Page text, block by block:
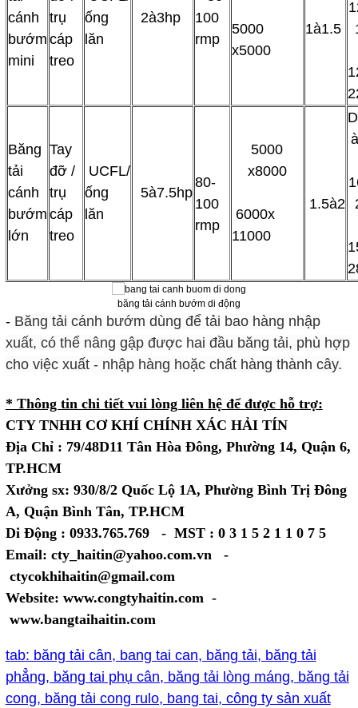
cánh
bướm
mini
trụ
cáp
treo
ống
lăn
2à3hp
100
rmp
5000
x5000
1à1.5
Băng
tải
cánh
bướm
lớn
Tay
đỡ /
trụ
cáp
treo
UCFL/
ống
lăn
5à7.5hp
80-
100
rmp
5000
x8000
6000x
11000
1.5à2
băng tải cánh bướm di động
- Băng tải cánh bướm dùng để tải bao hàng nhập
xuất, có thể nâng gập được hai đầu băng tải, phù hợp
cho việc xuất - nhập hàng hoặc chất hàng thành cây.
* Thông tin chi tiết vui lòng liên hệ để được hỗ trợ:
CTY TNHH CƠ KHÍ CHÍNH XÁC HẢI TÍN
Địa Chỉ : 79/48D11 Tân Hòa Đông, Phường 14, Quận 6,
TP.HCM
Xưởng sx: 930/8/2 Quốc Lộ 1A, Phường Bình Trị Đông
A, Quận Bình Tân, TP.HCM
Di Động : 0933.765.769 - MST : 0 3 1 5 2 1 1 0 7 5
Email: cty_haitin@yahoo.com.vn -
ctycokhihaitin@gmail.com
Website: www.congtyhaitin.com -
www.bangtaihaitin.com
tab: băng tải cân, bang tai can, băng tải, băng tải
phẳng, băng tai phụ cân, băng tải lòng máng, băng tải
cong, băng tải cong rulo, bang tai, công ty sản xuất